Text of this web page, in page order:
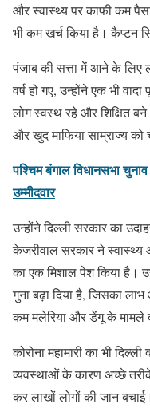
और स्वास्थ्य पर काफी कम
भी कम खर्च किया है। कैप्टन
पंजाब की सत्ता में आने के लिए
वर्ष हो गए, उन्होंने एक भी
लोग स्वस्थ रहे और शिक्षित
और खुद माफिया साम्राज्य को
पश्चिम बंगाल विधानसभा
उम्मीदवार
उन्होंने दिल्ली सरकार का
केजरीवाल सरकार ने स्वास्थ्य
का एक मिशाल पेश किया है।
गुना बढ़ा दिया है, जिसका
कम मलेरिया और डेंगू के मामले
कोरोना महामारी का भी
व्यवस्थाओं के कारण अच्छे
कर लाखों लोगों की जान